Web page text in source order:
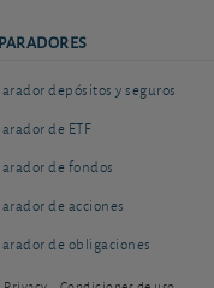
depósitos y seguros
de ETF
de fondos
de acciones
de obligaciones